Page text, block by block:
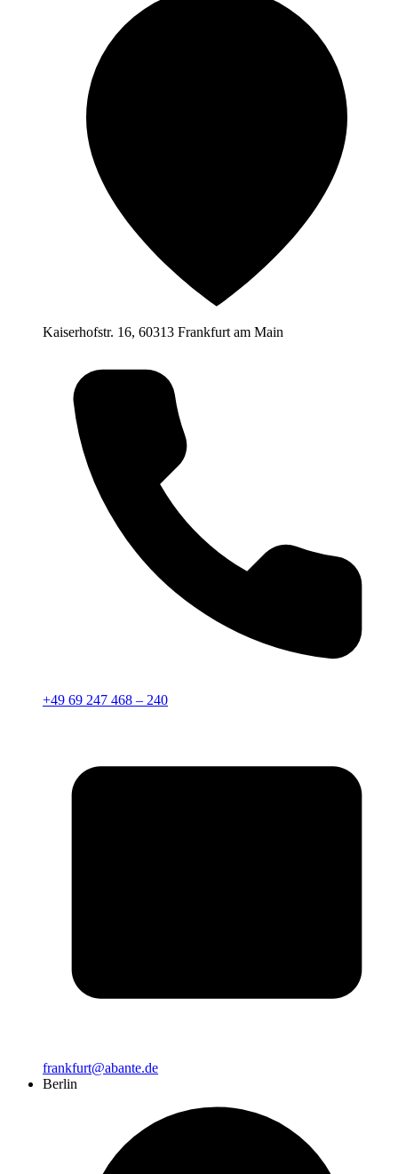
Kaiserhofstr. 16, 60313 Frankfurt am Main
+49 69 247 468 – 240
frankfurt@abante.de
Berlin